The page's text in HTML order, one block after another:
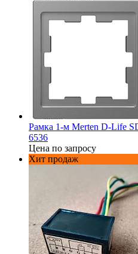
Рамка 1-м Merten D-Life
6536
Цена по запросу
Хит продаж